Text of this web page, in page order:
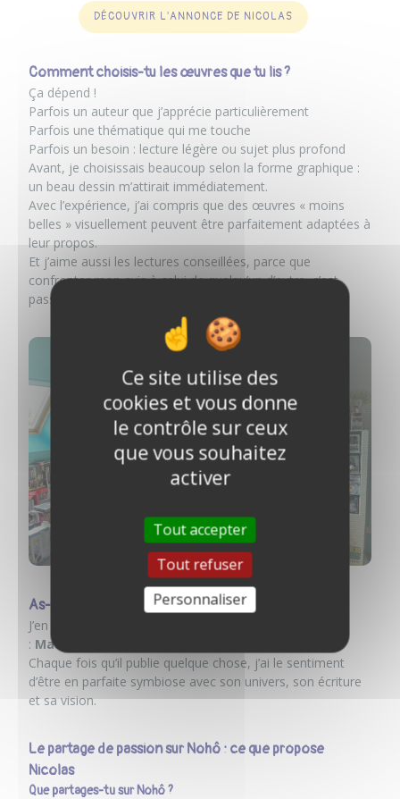
DÉCOUVRIR L'ANNONCE DE NICOLAS
Comment choisis-tu les œuvres que tu lis ?
Ça dépend !
Parfois un auteur que j’apprécie particulièrement
Parfois une thématique qui me touche
Parfois un besoin : lecture légère ou sujet plus profond
Avant, je choisissais beaucoup selon la forme graphique :
un beau dessin m’attirait immédiatement.
Avec l’expérience, j’ai compris que des œuvres « moins
belles » visuellement peuvent être parfaitement adaptées à
leur propos.
Et j’aime aussi les lectures conseillées, parce que
confronter mon avis à celui de quelqu’un d’autre, c’est
passionnant.
As-tu une œuvre coup de cœur ?
J’en ai beaucoup… mais le plus récent, c’est un auteur
: Mathieu Bablet
Chaque fois qu’il publie quelque chose, j’ai le sentiment
d’être en parfaite symbiose avec son univers, son écriture
et sa vision.
Le partage de passion sur Nohô : ce que propose
Nicolas
Que partages-tu sur Nohô ?
Ce site utilise des
cookies et vous donne
le contrôle sur ceux
que vous souhaitez
activer
Tout accepter
Tout refuser
Personnaliser